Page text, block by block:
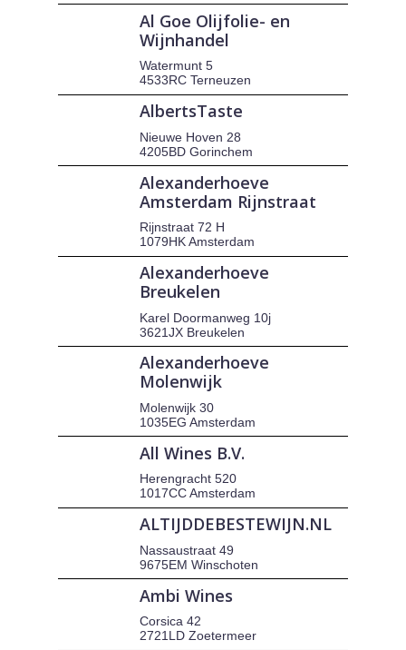
Al Goe Olijfolie- en
Wijnhandel
Watermunt 5
4533RC Terneuzen
AlbertsTaste
Nieuwe Hoven 28
4205BD Gorinchem
Alexanderhoeve
Amsterdam Rijnstraat
Rijnstraat 72 H
1079HK Amsterdam
Alexanderhoeve
Breukelen
Karel Doormanweg 10j
3621JX Breukelen
Alexanderhoeve
Molenwijk
Molenwijk 30
1035EG Amsterdam
All Wines B.V.
Herengracht 520
1017CC Amsterdam
ALTIJDDEBESTEWIJN.NL
Nassaustraat 49
9675EM Winschoten
Ambi Wines
Corsica 42
2721LD Zoetermeer